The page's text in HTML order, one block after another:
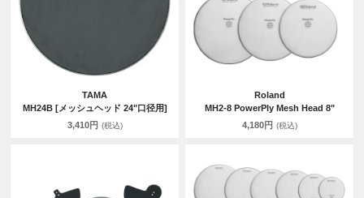
TAMA
MH24B [メッシュヘッド 24"口径用]
3,410円 (税込)
Roland
MH2-8 PowerPly Mesh Head 8"
4,180円 (税込)